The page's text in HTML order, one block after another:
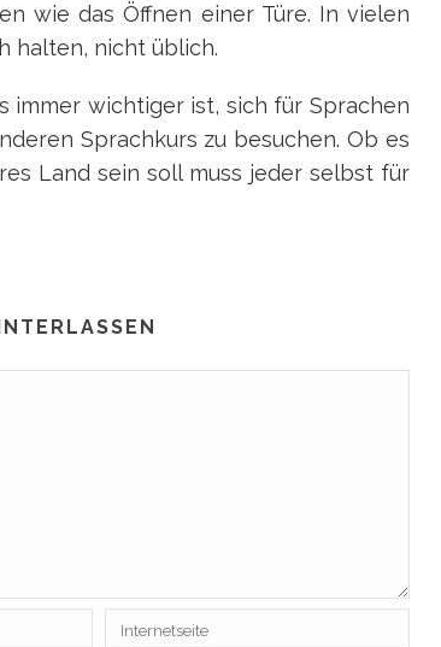
wie das Öffnen einer Türe. In vielen
halten, nicht üblich.
immer wichtiger ist, sich für Sprachen
Sprachkurs zu besuchen. Ob es
Land sein soll muss jeder selbst für